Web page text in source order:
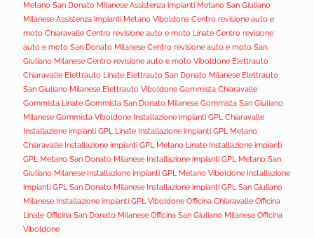
Metano San Donato Milanese Assistenza impianti Metano San Giuliano
Milanese Assistenza impianti Metano Viboldone Centro revisione auto e
moto Chiaravalle Centro revisione auto e moto Linate Centro revisione
auto e moto San Donato Milanese Centro revisione auto e moto San
Giuliano Milanese Centro revisione auto e moto Viboldone Elettrauto
Chiaravalle Elettrauto Linate Elettrauto San Donato Milanese Elettrauto
San Giuliano Milanese Elettrauto Viboldone Gommista Chiaravalle
Gommista Linate Gommista San Donato Milanese Gommista San Giuliano
Milanese Gommista Viboldone Installazione impianti GPL Chiaravalle
Installazione impianti GPL Linate Installazione impianti GPL Metano
Chiaravalle Installazione impianti GPL Metano Linate Installazione impianti
GPL Metano San Donato Milanese Installazione impianti GPL Metano San
Giuliano Milanese Installazione impianti GPL Metano Viboldone Installazione
impianti GPL San Donato Milanese Installazione impianti GPL San Giuliano
Milanese Installazione impianti GPL Viboldone Officina Chiaravalle Officina
Linate Officina San Donato Milanese Officina San Giuliano Milanese Officina
Viboldone